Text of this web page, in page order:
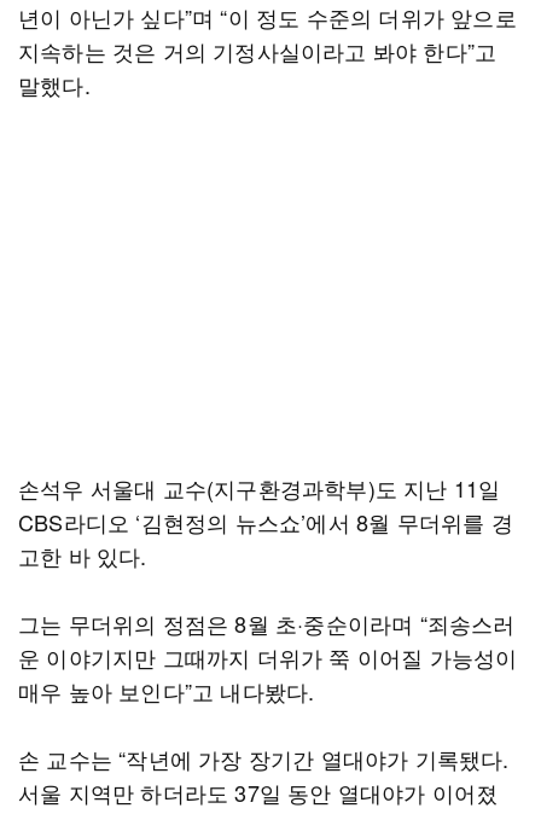
년이 아닌가 싶다”며 “이 정도 수준의 더위가 앞으로
지속하는 것은 거의 기정사실이라고 봐야 한다”고
말했다.
손석우 서울대 교수(지구환경과학부)도 지난 11일
CBS라디오 ‘김현정의 뉴스쇼’에서 8월 무더위를 경
고한 바 있다.
그는 무더위의 정점은 8월 초·중순이라며 “죄송스러
운 이야기지만 그때까지 더위가 쭉 이어질 가능성이
매우 높아 보인다”고 내다봤다.
손 교수는 “작년에 가장 장기간 열대야가 기록됐다.
서울 지역만 하더라도 37일 동안 열대야가 이어졌